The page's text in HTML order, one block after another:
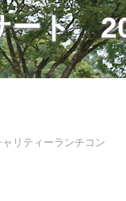
ト
リティーランチコン